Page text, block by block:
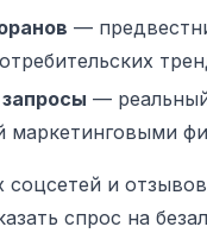
—
—
маркетинговыми
соцсетей и
спрос на